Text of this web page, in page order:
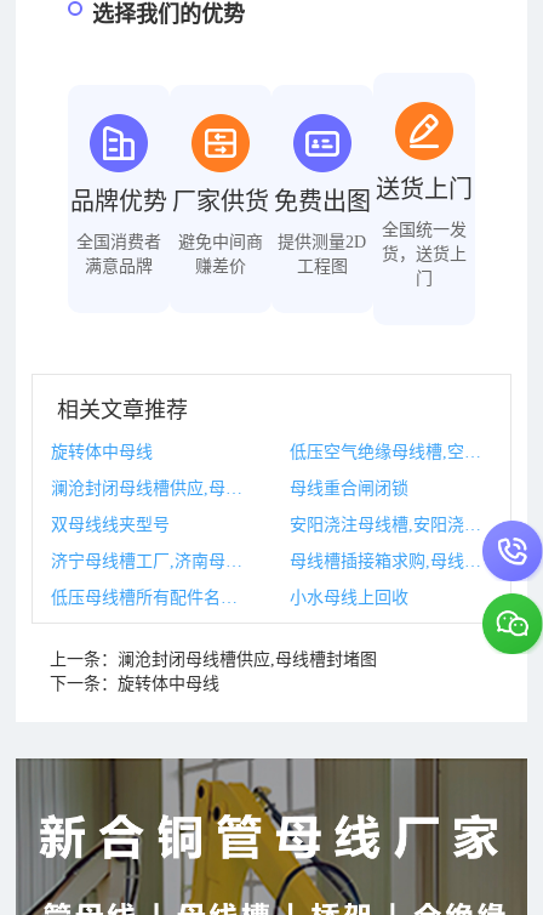
选择我们的优势
品牌优势
全国消费者
满意品牌
厂家供货
避免中间商
赚差价
免费出图
提供测量2D
工程图
送货上门
全国统一发
货，送货上
门
相关文章推荐
旋转体中母线
母线重合闸闭锁
双母线线夹型号
小水母线上回收
上一条： 澜沧封闭母线槽供应,母线槽封堵图
下一条：旋转体中母线